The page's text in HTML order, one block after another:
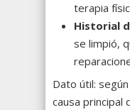
terapia
Historial
se limpió,
Dato útil: según
causa principal